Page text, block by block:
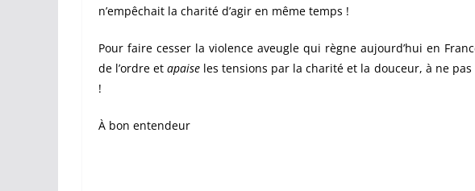
n’empêchait la charité d’agir en même temps !
Pour faire cesser la violence aveugle qui règne aujourd’hui en
de l’ordre etapaise les tensions par la charité et la douceur, à ne
!
À bon entendeur